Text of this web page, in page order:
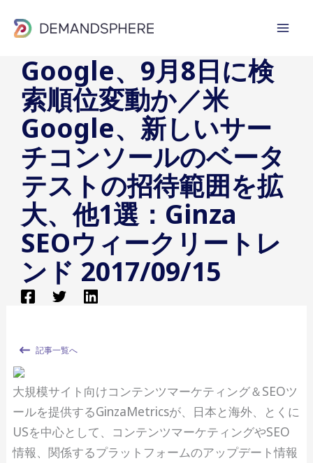
Google、9月8日に検
索順位変動か／米
Google、新しいサー
チコンソールのベータ
テストの招待範囲を拡
大、他1選：Ginza
SEOウィークリートレ
ンド 2017/09/15
記事一覧へ
大規模サイト向けコンテンツマーケティング＆SEOツ
ールを提供するGinzaMetricsが、日本と海外、とくに
USを中心として、コンテンツマーケティングやSEO
情報、関係するプラットフォームのアップデート情報